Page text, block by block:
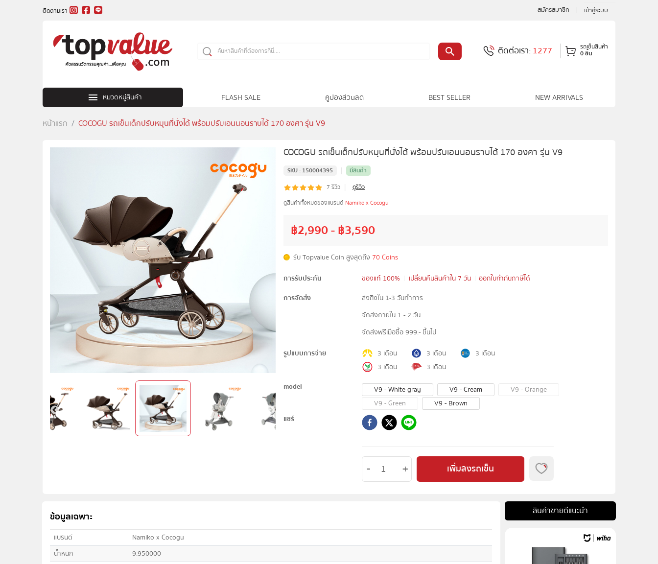
ติดตามเรา สมัครสมาชิก เข้าสู่ระบบ
หมวดหมู่สินค้า FLASH SALE คูปองส่วนลด BEST SELLER NEW ARRIVALS
ติดต่อเรา:1277 รถเข็นสินค้า
0 ชิ้น
หน้าแรก COCOGU รถเข็นเด็กปรับหมุนที่นั่งได้ พร้อมปรับเอนนอนราบได้ 170 องศา รุ่น V9
COCOGU รถเข็นเด็กปรับหมุนที่นั่งได้ พร้อมปรับเอนนอนราบได้ 170 องศา รุ่น V9
SKU : 150004395 |
มีสินค้า
7 รีวิว |
ดูรีวิว
ดูสินค้าทั้งหมดของแบรนด์ Namiko x Cocogu
฿2,990- ฿3,590
รับ Topvalue Coin สูงสุดถึง 70 Coins
การรับประกัน
ของแท้ 100% เปลี่ยนคืนสินค้าใน 7 วัน
ออกใบกำกับภาษีได้
การจัดส่ง
ส่งถึงใน 1-3 วันทำการ
จัดส่งภายใน 1 - 2 วัน
จัดส่งฟรีเมื่อซื้อ 999.- ขึ้นไป
รูปแบบการจ่าย
3 เดือน 3 เดือน
3 เดือน
3 เดือน
3 เดือน
model
V9 - White gray V9 - Cream
V9 - Orange
V9 - Green
V9 - Brown
แชร์
เพิ่มลงรถเข็น
ข้อมูลเฉพาะ
แบรนด์
Namiko x Cocogu
น้ำหนัก
9.950000
สินค้าขายดีแนะนำ